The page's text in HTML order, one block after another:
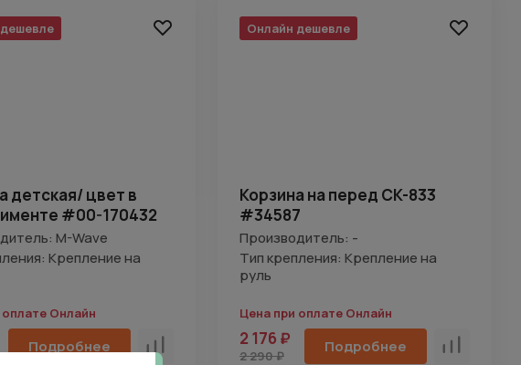
детская/ цвет в
#00-170432
M-Wave
Крепление на
Онлайн
Подробнее Сравнить
Онлайн дешевле
Корзина на перед CK-833
#34587
Производитель: -
Тип крепления: Крепление на
руль
Цена при оплате Онлайн
2 176 ₽
2 290 ₽ Подробнее Сравнить